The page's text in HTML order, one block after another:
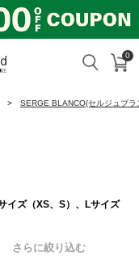
検索 カ
0
SERGE BLANCO(セルジュブ
イズ（XS、S）、Lサイズ
さらに絞り込む